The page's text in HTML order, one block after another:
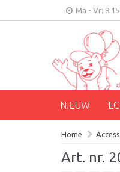
Ma - Vr:
NIEUW
Home
Art. nr.